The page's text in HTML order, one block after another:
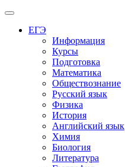
Меню
ЕГЭ
Информация
Курсы
Подготовка
Математика
Обществознание
Русский язык
Физика
История
Английский язык
Химия
Биология
Литература